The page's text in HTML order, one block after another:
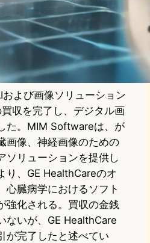
よび画像ソリューション
収を完了し、デジタル画
た。MIM Softwareは、が
画像、神経画像のための
ソリューションを提供し
り、GE HealthCareのオ
心臓病学におけるソフト
強化される。買収の金銭
ないが、GE HealthCare
が完了したと述べてい